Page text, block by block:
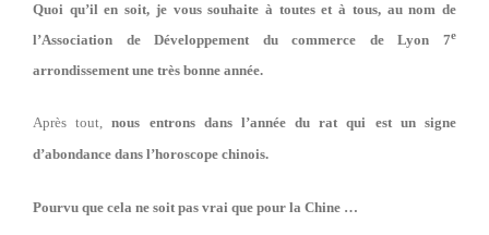
Quoi qu’il en soit, je vous souhaite à toutes et à tous, au nom de
l’Association de Développement du commerce de Lyon 7e
arrondissement une très bonne année.
Après tout,nous entrons dans l’année du rat qui est un signe
d’abondance dans l’horoscope chinois.
Pourvu que cela ne soit pas vrai que pour la Chine …